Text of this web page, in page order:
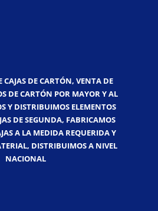
CAJAS DE CARTÓN, VENTA DE
DE CARTÓN POR MAYOR Y AL
Y DISTRIBUIMOS ELEMENTOS
DE SEGUNDA, FABRICAMOS
A LA MEDIDA REQUERIDA Y
DISTRIBUIMOS A NIVEL
NACIONAL